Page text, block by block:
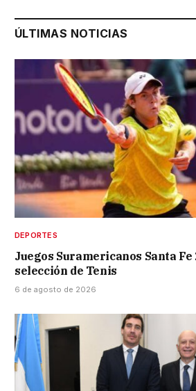
ÚLTIMAS NOTICIAS
DEPORTES
Juegos Suramericanos Santa Fe
selección de Tenis
6 de agosto de 2026